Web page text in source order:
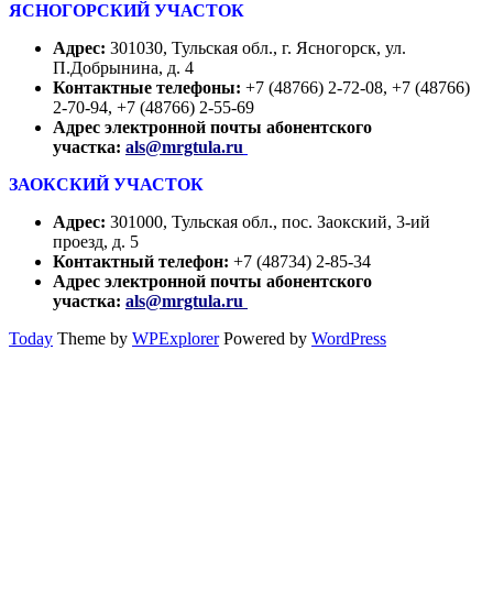
ЯСНОГОРСКИЙ УЧАСТОК
Адрес: 301030, Тульская обл., г. Ясногорск, ул.
П.Добрынина, д. 4
Контактные телефоны: +7 (48766) 2-72-08, +7 (48766)
2-70-94, +7 (48766) 2-55-69
Адрес электронной почты абонентского
участка: als@mrgtula.ru
ЗАОКСКИЙ УЧАСТОК
Адрес: 301000, Тульская обл., пос. Заокский, 3-ий
проезд, д. 5
Контактный телефон: +7 (48734) 2-85-34
Адрес электронной почты абонентского
участка: als@mrgtula.ru
Today Theme by WPExplorerPowered by WordPress